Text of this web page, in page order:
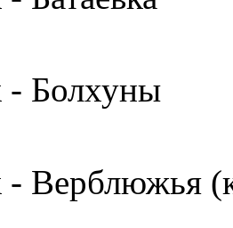
- Болхуны
- Верблюжья